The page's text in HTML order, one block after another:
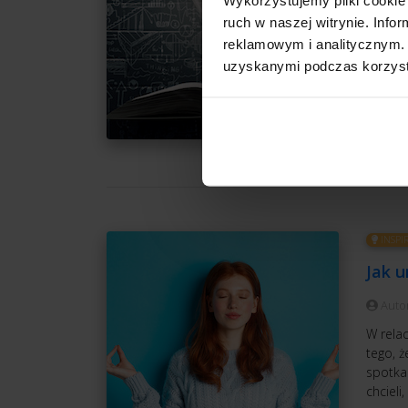
ruch w naszej witrynie.
reklamowym i
uzyskanymi podczas
które
Ty
Jak
W
tego,